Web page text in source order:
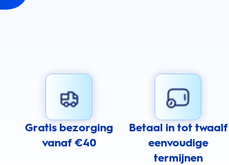
Gratis bezorging
vanaf €40
Betaal in tot twaalf
eenvoudige
termijnen